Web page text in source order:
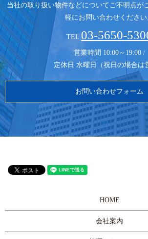
当社の取り扱い物件などについてご不明点が
軽にお問い合わせください
TEL 03-5650-
営業時間 10:00～19:00 /
定休日 水曜日（祝日の場合は
お問い合わせフォーム
HOME
会社案内